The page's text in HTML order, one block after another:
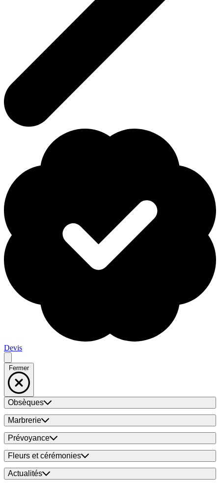
Devis
Fermer
Obsèques
Marbrerie
Prévoyance
Fleurs et cérémonies
Actualités